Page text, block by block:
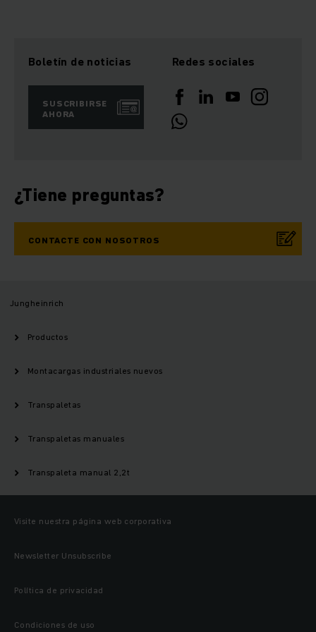
Boletín de noticias
SUSCRIBIRSE
AHORA
Redes sociales
¿Tiene preguntas?
CONTACTE CON NOSOTROS
Jungheinrich
Productos
Montacargas industriales nuevos
Transpaletas
Transpaletas manuales
Transpaleta manual 2,2t
Visite nuestra página web corporativa
Newsletter Unsubscribe
Política de privacidad
Condiciones de uso